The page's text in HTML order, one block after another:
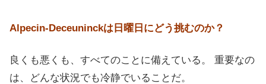
Alpecin-Deceuninckは日曜日にどう挑むのか？
良くも悪くも、すべてのことに備えている。 重要なの
は、どんな状況でも冷静でいることだ。